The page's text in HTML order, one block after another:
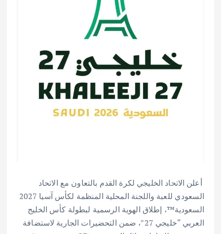
‎ أعلن الاتحاد الخليجي لكرة القدم بالتعاون مع الاتحاد
السعودي للعبة واللجنة المحلية المنظمة لكأس آسيا 2027
السعودية™️، إطلاق الهوية الرسمية لبطولة كأس الخليج
العربي “خليجي 27″، ضمن التحضيرات الجارية لاستضافة